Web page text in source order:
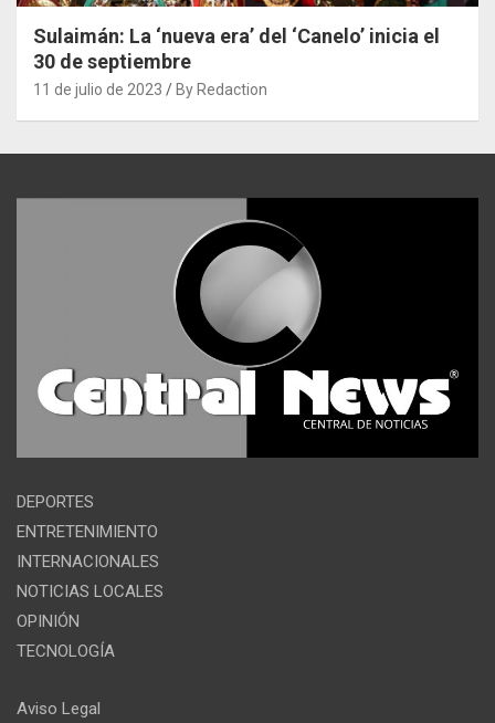
Sulaimán: La ‘nueva era’ del ‘Canelo’ inicia el
30 de septiembre
11 de julio de 2023 By Redaction
DEPORTES
ENTRETENIMIENTO
INTERNACIONALES
NOTICIAS LOCALES
OPINIÓN
TECNOLOGÍA
Aviso Legal